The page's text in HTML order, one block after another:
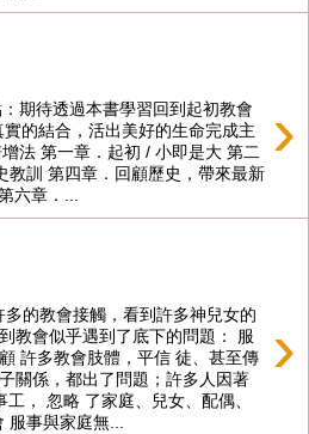
›
期待透過本書學習回到起初教會
的結合，活出美好的生命完成主
法 第一章．起初 / 小即是大 第二
教訓 第四章．回顧歷史，帶來最新
六章．...
›
的教會接觸，看到許多神兒女的
教會似乎遇到了底下的問題： 服
許多教會肢體，平信 徒、甚至傳
關係，都出了問題；許多人因著
工， 忽略 了家庭、兒女、配偶、
服事與家庭無...